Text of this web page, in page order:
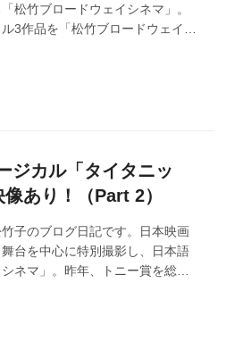
松竹ブロードウェイシネマ」。
3作品を「松竹ブロードウェイシ
ック」は、長編映画と混ざり、
つき、下記の内容でアンコール
ます。どうぞよろしくお願い申
ジカル「タイタニッ
あり！（Part 2）
子のブログ日記です。日本映画
台を中心に特別撮影し、日本語
ネマ」。昨年、トニー賞を総な
ドウェイシネマ 2025 秋」とし
ット公開いたしました！改めて
映を開催いたします！今回はア